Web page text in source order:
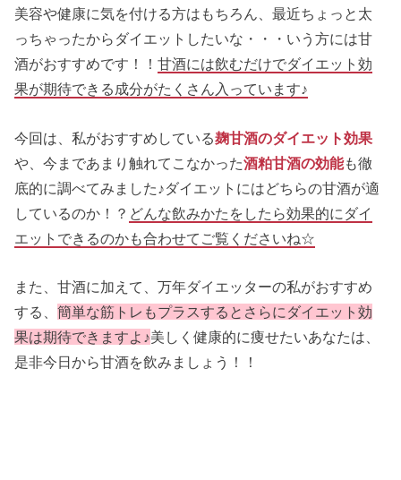
美容や健康に気を付ける方はもちろん、最近ちょっと太
っちゃったからダイエットしたいな・・・いう方には甘
酒がおすすめです！！甘酒には飲むだけでダイエット効
果が期待できる成分がたくさん入っています♪
今回は、私がおすすめしている麹甘酒のダイエット効果
や、今まであまり触れてこなかった酒粕甘酒の効能も徹
底的に調べてみました♪ダイエットにはどちらの甘酒が適
しているのか！？ どんな飲みかたをしたら効果的にダイ
エットできるのかも合わせてご覧くださいね☆
また、甘酒に加えて、万年ダイエッターの私がおすすめ
する、簡単な筋トレもプラスするとさらにダイエット効
果は期待できますよ♪美しく健康的に痩せたいあなたは、
是非今日から甘酒を飲みましょう！！